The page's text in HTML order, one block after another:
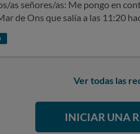
choices!
con ustedes porque el día 7 de agosto del 2025, el barco de la
de Ons que salía a las 11:20
Ver todas las
INICIAR UNA